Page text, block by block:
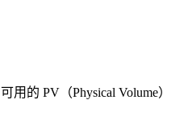
用的 PV（Physical Volume）